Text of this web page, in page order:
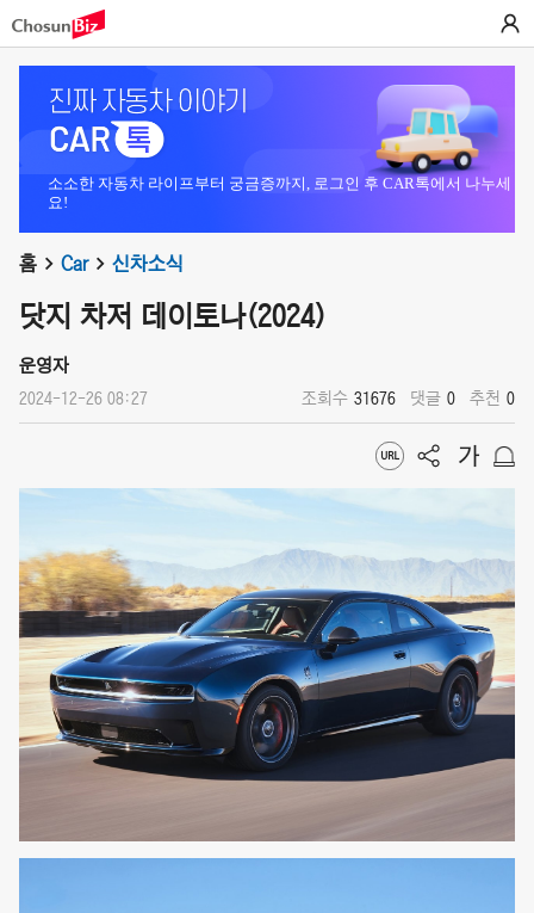
소소한 자동차 라이프부터 궁금증까지, 로그인 후 CAR톡에서 나누세
요!
홈 Car 신차소식
닷지 차저 데이토나(2024)
운영자
2024-12-26 08:27 조회수 31676 댓글 0 추천 0